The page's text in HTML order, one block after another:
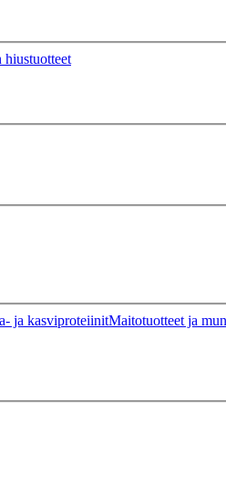
hiustuotteet
ja kasviproteiinitMaitotuotteet ja